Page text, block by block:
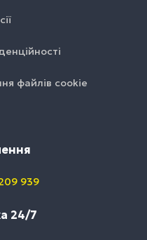
файлів cookie
939
24/7